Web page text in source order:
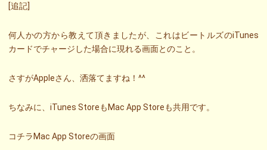
[追記]
何人かの方から教えて頂きましたが、これはビートルズのiTunes
カードでチャージした場合に現れる画面とのこと。
さすがAppleさん、洒落てますね！^^
ちなみに、iTunes StoreもMac App Storeも共用です。
コチラMac App Storeの画面